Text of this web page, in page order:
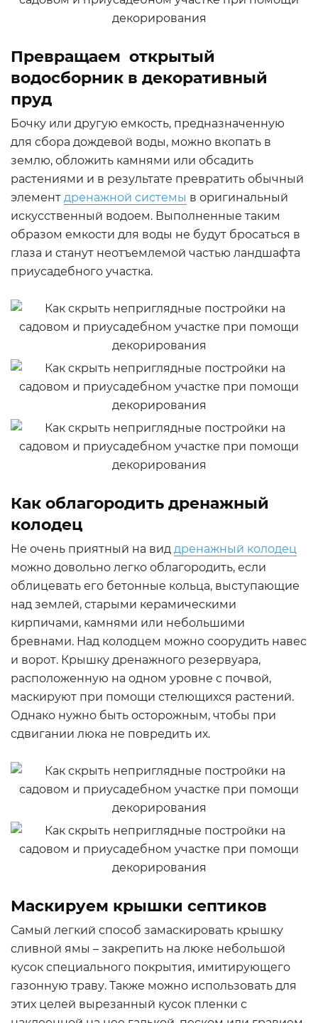
Превращаем открытый
водосборник в декоративный
пруд
Бочку или другую емкость, предназначенную
для сбора дождевой воды, можно вкопать в
землю, обложить камнями или обсадить
растениями и в результате превратить обычный
элемент дренажной системы в оригинальный
искусственный водоем. Выполненные таким
образом емкости для воды не будут бросаться в
глаза и станут неотъемлемой частью ландшафта
приусадебного участка.
Как облагородить дренажный
колодец
Не очень приятный на вид дренажный колодец
можно довольно легко облагородить, если
облицевать его бетонные кольца, выступающие
над землей, старыми керамическими
кирпичами, камнями или небольшими
бревнами. Над колодцем можно соорудить навес
и ворот. Крышку дренажного резервуара,
расположенную на одном уровне с почвой,
маскируют при помощи стелющихся растений.
Однако нужно быть осторожным, чтобы при
сдвигании люка не повредить их.
Маскируем крышки септиков
Самый легкий способ замаскировать крышку
сливной ямы – закрепить на люке небольшой
кусок специального покрытия, имитирующего
газонную траву. Также можно использовать для
этих целей вырезанный кусок пленки с